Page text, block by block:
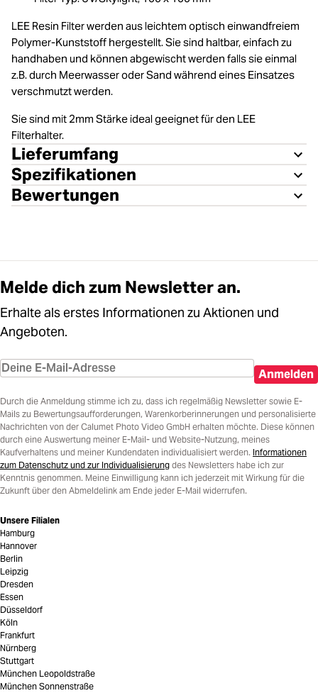
LEE Resin Filter werden aus leichtem optisch einwandfreiem
Polymer-Kunststoff hergestellt. Sie sind haltbar, einfach zu
handhaben und können abgewischt werden falls sie einmal
z.B. durch Meerwasser oder Sand während eines Einsatzes
verschmutzt werden.
Sie sind mit 2mm Stärke ideal geeignet für den LEE
Filterhalter.
Lieferumfang
Spezifikationen
Bewertungen
Melde dich zum Newsletter an.
Erhalte als erstes Informationen zu Aktionen und
Angeboten.
Anmelden
Durch die Anmeldung stimme ich zu, dass ich regelmäßig Newsletter sowie E-
Mails zu Bewertungsaufforderungen, Warenkorberinnerungen und personalisierte
Nachrichten von der Calumet Photo Video GmbH erhalten möchte. Diese können
durch eine Auswertung meiner E-Mail- und Website-Nutzung, meines
Kaufverhaltens und meiner Kundendaten individualisiert werden. Informationen
zum Datenschutz und zur Individualisierung des Newsletters habe ich zur
Kenntnis genommen. Meine Einwilligung kann ich jederzeit mit Wirkung für die
Zukunft über den Abmeldelink am Ende jeder E-Mail widerrufen.
Unsere Filialen
Hamburg
Hannover
Berlin
Leipzig
Dresden
Essen
Düsseldorf
Köln
Frankfurt
Nürnberg
Stuttgart
München Leopoldstraße
München Sonnenstraße